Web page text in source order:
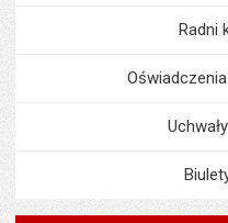
Radni